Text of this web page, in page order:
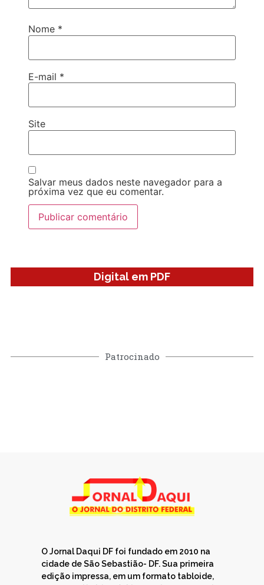
Nome *
E-mail *
Site
Salvar meus dados neste navegador para a
próxima vez que eu comentar.
Digital em PDF
Patrocinado
O Jornal Daqui DF foi fundado em 2010 na
cidade de São Sebastião- DF. Sua primeira
edição impressa, em um formato tabloide,